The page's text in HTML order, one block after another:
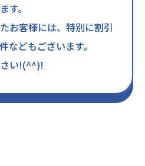
す。
お客様には、特別に割引
などもございます。
い!(^^)!